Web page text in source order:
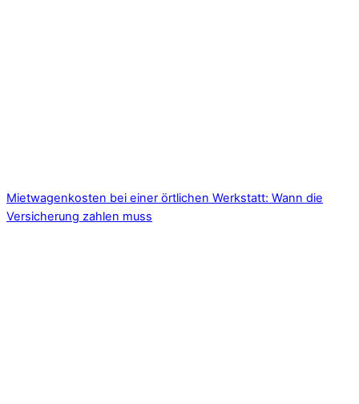
Mietwagenkosten bei einer örtlichen Werkstatt: Wann die
Versicherung zahlen muss